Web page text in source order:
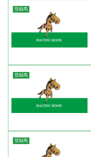
登録馬
登録馬
登録馬